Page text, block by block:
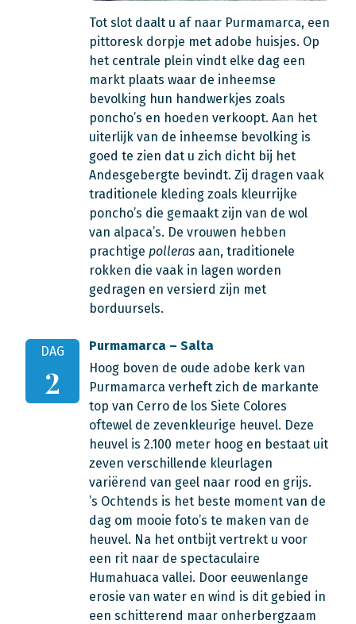
Tot slot daalt u af naar Purmamarca, een
pittoresk dorpje met adobe huisjes. Op
het centrale plein vindt elke dag een
markt plaats waar de inheemse
bevolking hun handwerkjes zoals
poncho’s en hoeden verkoopt. Aan het
uiterlijk van de inheemse bevolking is
goed te zien dat u zich dicht bij het
Andesgebergte bevindt. Zij dragen vaak
traditionele kleding zoals kleurrijke
poncho’s die gemaakt zijn van de wol
van alpaca’s. De vrouwen hebben
prachtige polleras aan, traditionele
rokken die vaak in lagen worden
gedragen en versierd zijn met
borduursels.
DAG
2
Purmamarca – Salta
Hoog boven de oude adobe kerk van
Purmamarca verheft zich de markante
top van Cerro de los Siete Colores
oftewel de zevenkleurige heuvel. Deze
heuvel is 2.100 meter hoog en bestaat uit
zeven verschillende kleurlagen
variërend van geel naar rood en grijs.
’s Ochtends is het beste moment van de
dag om mooie foto’s te maken van de
heuvel. Na het ontbijt vertrekt u voor
een rit naar de spectaculaire
Humahuaca vallei. Door eeuwenlange
erosie van water en wind is dit gebied in
een schitterend maar onherbergzaam